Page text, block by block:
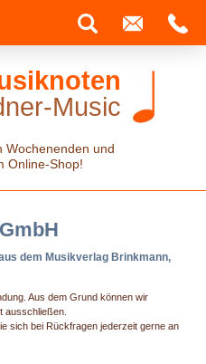
Music
Wochenenden und
Online-Shop!
dem Musikverlag Brinkmann,
Aus dem Grund können wir
ausschließen.
sich bei Rückfragen jederzeit gerne an